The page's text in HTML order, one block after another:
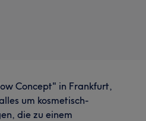
Concept" in Frankfurt,
um kosmetisch-
die zu einem